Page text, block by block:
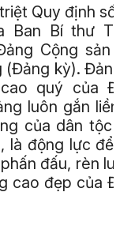
Quy định
Ban Bí thư
Cộng sản
(Đảng kỳ).
quý của
luôn gắn
của dân tộc
là động lực để
đấu, rèn
cao đẹp của